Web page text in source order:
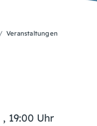
Veranstaltungen
, 19:00 Uhr